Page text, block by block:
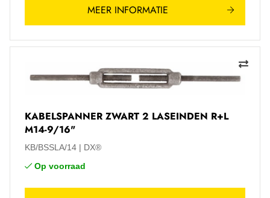
MEER INFORMATIE
KABELSPANNER ZWART 2 LASEINDEN R+L
M14-9/16"
KB/BSSLA/14
DX®
Op voorraad